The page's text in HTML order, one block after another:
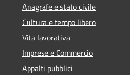
Anagrafe e stato civile
Cultura e tempo libero
Vita lavorativa
Imprese e Commercio
Appalti pubblici